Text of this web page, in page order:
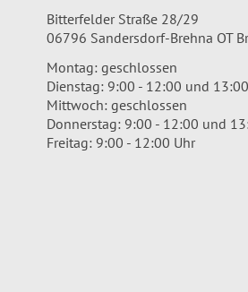
Bitterfelder Straße 28/29
06796 Sandersdorf-Brehna OT
Montag: geschlossen
Dienstag: 9:00 - 12:00 und
Mittwoch: geschlossen
Donnerstag: 9:00 - 12:00 und
Freitag: 9:00 - 12:00 Uhr